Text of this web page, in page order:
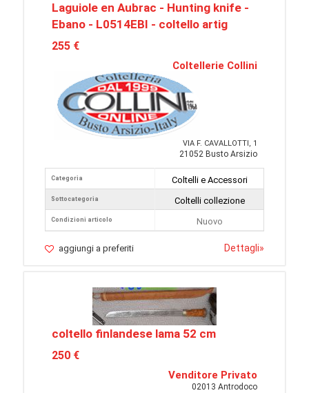
Laguiole en Aubrac - Hunting knife -
Ebano - L0514EBI - coltello artig
255 €
Coltellerie Collini
VIA F. CAVALLOTTI, 1
21052 Busto Arsizio
Categoria
Sottocategoria
Condizioni articolo
Coltelli e Accessori
Coltelli collezione
Nuovo
aggiungi a preferiti Dettagli»
coltello finlandese lama 52 cm
250 €
Venditore Privato
02013 Antrodoco